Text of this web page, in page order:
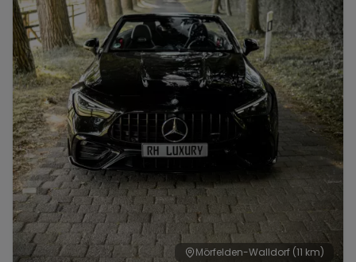
Mörfelden-Walldorf (11 km)